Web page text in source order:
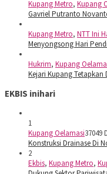
Kupang Metro, Kupang
Gavriel Putranto
Kupang Metro, NTT Ini
Menyongsong Hari
Hukrim, Kupang
Kejari Kupang
EKBIS inihari
1
Kupang Oelamasi37049
Konstruksi Drainase Di
2
Ekbis, Kupang Metro,